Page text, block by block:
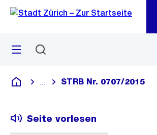
Navigation
Sprunglink
Menü
Deutsch
Blende alle Breadcrumbs ein
STRB Nr. 0707/2015
Seite vorlesen